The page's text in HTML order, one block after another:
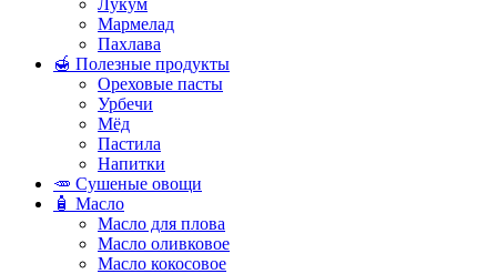
Лукум
Мармелад
Пахлава
🍯 Полезные продукты
Ореховые пасты
Урбечи
Мёд
Пастила
Напитки
🥕 Сушеные овощи
🧴 Масло
Масло для плова
Масло оливковое
Масло кокосовое